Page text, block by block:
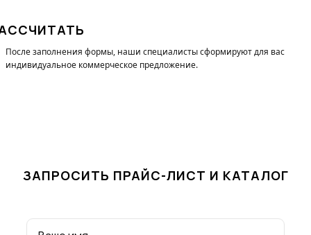
После заполнения формы, наши специалисты cформируют для вас
индивидуальное коммерческое предложение.
ЗАПРОСИТЬ ПРАЙС-ЛИСТ И КАТАЛОГ